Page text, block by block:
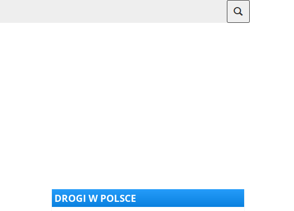
DROGI W POLSCE